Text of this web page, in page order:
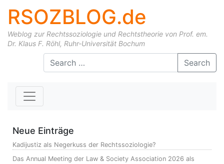
RSOZBLOG.de
Weblog zur Rechtssoziologie und Rechtstheorie von Prof. em.
Dr. Klaus F. Röhl, Ruhr-Universität Bochum
Skip to content Search
Neue Einträge
Kadijustiz als Negerkuss der Rechtssoziologie?
Das Annual Meeting der Law & Society Association 2026 als